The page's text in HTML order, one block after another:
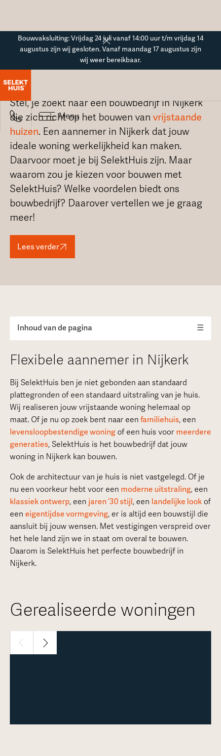
Bouwvaksluiting: Vrijdag 24 juli vanaf 14:00 uur t/m vrijdag 14
augustus zijn wij gesloten. Vanaf maandag 17 augustus zijn
wij weer bereikbaar.
Menu
Bouwbedrijf in Nijkerk
Stel, je zoekt naar een bouwbedrijf in Nijkerk
die zich richt op het bouwen van vrijstaande
huizen. Een aannemer in Nijkerk dat jouw
ideale woning werkelijkheid kan maken.
Daarvoor moet je bij SelektHuis zijn. Maar
waarom zou je kiezen voor bouwen met
SelektHuis? Welke voordelen biedt ons
bouwbedrijf? Daarover vertellen we je graag
meer!
Lees verder
Inhoud van de pagina ☰
Flexibele aannemer in Nijkerk
Bij SelektHuis ben je niet gebonden aan standaard
plattegronden of een standaard uitstraling van je huis.
Wij realiseren jouw vrijstaande woning helemaal op
maat. Of je nu op zoek bent naar een familiehuis, een
levensloopbestendige woningof een huis voor meerdere
generaties, SelektHuis is het bouwbedrijf dat jouw
woning in Nijkerk kan bouwen.
Ook de architectuur van je huis is niet vastgelegd. Of je
nu een voorkeur hebt voor een moderne uitstraling, een
klassiek ontwerp, een jaren ’30 stijl, een landelijke lookof
een eigentijdse vormgeving, er is altijd een bouwstijl die
aansluit bij jouw wensen. Met vestigingen verspreid over
het hele land zijn we in staat om overal te bouwen.
Daarom is SelektHuis het perfecte bouwbedrijf in
Nijkerk.
Gerealiseerde woningen
Meer over deze woning
1 / 30